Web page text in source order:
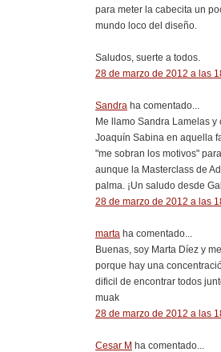
para meter la cabecita un
mundo loco del diseño.
Saludos, suerte a todos.
28 de marzo de 2012 a las
Sandra ha comentado...
Me llamo Sandra Lamelas y
Joaquín Sabina en aquella
"me sobran los motivos"
aunque la Masterclass de
palma. ¡Un saludo desde
28 de marzo de 2012 a las
marta ha comentado...
Buenas, soy Marta Díez y
porque hay una
dificil de encontrar todos
muak
28 de marzo de 2012 a las
Cesar M ha comentado...